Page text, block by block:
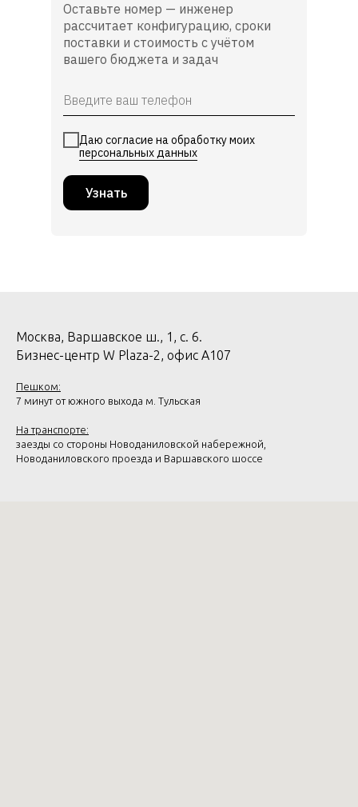
Оставьте номер — инженер
рассчитает конфигурацию, сроки
поставки и стоимость с учётом
вашего бюджета и задач
Даю согласие на обработку моих
персональных данных
Узнать
Москва, Варшавское ш., 1, с. 6.
Бизнес-центр W Plaza-2, офис А107
Пешком:
7 минут от южного выхода м. Тульская
На транспорте:
заезды со стороны Новоданиловской набережной,
Новоданиловского проезда и Варшавского шоссе